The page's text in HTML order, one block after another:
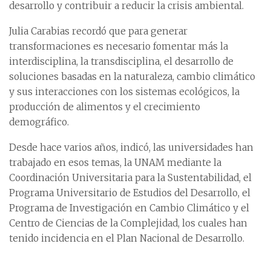
desarrollo y contribuir a reducir la crisis ambiental.
Julia Carabias recordó que para generar
transformaciones es necesario fomentar más la
interdisciplina, la transdisciplina, el desarrollo de
soluciones basadas en la naturaleza, cambio climático
y sus interacciones con los sistemas ecológicos, la
producción de alimentos y el crecimiento
demográfico.
Desde hace varios años, indicó, las universidades han
trabajado en esos temas, la UNAM mediante la
Coordinación Universitaria para la Sustentabilidad, el
Programa Universitario de Estudios del Desarrollo, el
Programa de Investigación en Cambio Climático y el
Centro de Ciencias de la Complejidad, los cuales han
tenido incidencia en el Plan Nacional de Desarrollo.